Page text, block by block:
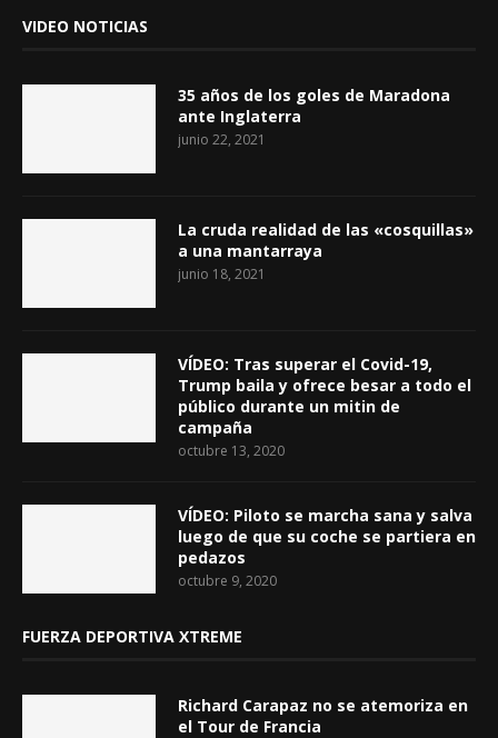
VIDEO NOTICIAS
35 años de los goles de Maradona
ante Inglaterra
junio 22, 2021
La cruda realidad de las «cosquillas»
a una mantarraya
junio 18, 2021
VÍDEO: Tras superar el Covid-19,
Trump baila y ofrece besar a todo el
público durante un mitin de
campaña
octubre 13, 2020
VÍDEO: Piloto se marcha sana y salva
luego de que su coche se partiera en
pedazos
octubre 9, 2020
FUERZA DEPORTIVA XTREME
Richard Carapaz no se atemoriza en
el Tour de Francia